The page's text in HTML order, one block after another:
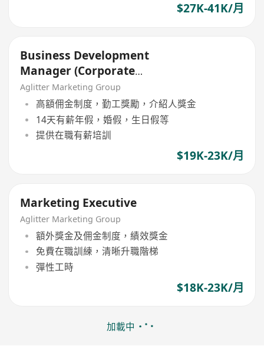
$27K-41K/月
Business Development
Manager (Corporate
Partnerships & Major Accounts)
Aglitter Marketing Group
高額佣金制度，勤工獎勵，介紹人獎金
14天有薪年假，婚假，生日假等
提供在職有薪培訓
$19K-23K/月
Marketing Executive
Aglitter Marketing Group
額外獎金及佣金制度，績效獎金
免費在職訓練，清晰升職階梯
彈性工時
$18K-23K/月
加載中